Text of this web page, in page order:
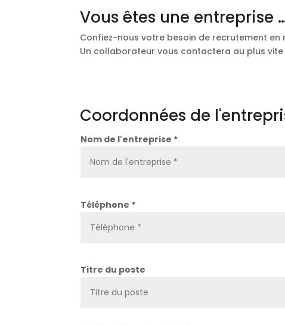
Vous êtes une entreprise
Confiez-nous votre besoin de recrutement
Un collaborateur vous contactera au plus
Coordonnées de
Nom de l'entreprise *
Téléphone *
Titre du poste